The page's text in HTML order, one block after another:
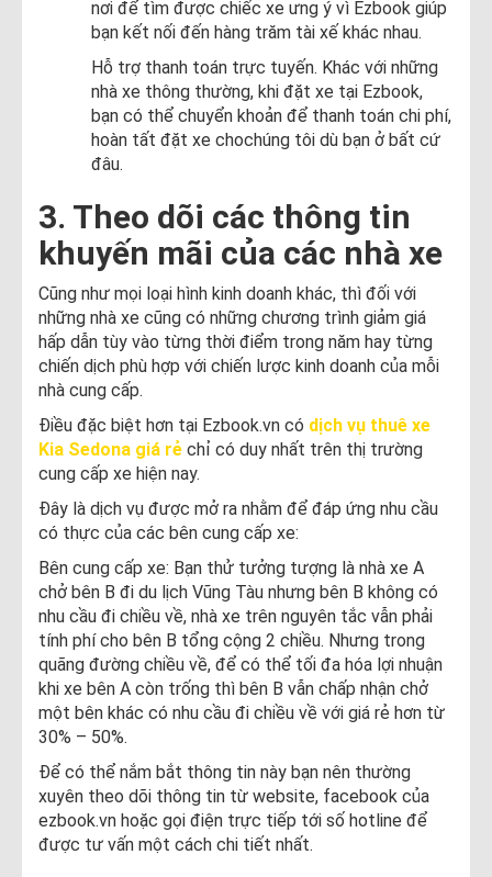
nơi để tìm được chiếc xe ưng ý vì Ezbook giúp
bạn kết nối đến hàng trăm tài xế khác nhau.
Hỗ trợ thanh toán trực tuyến. Khác với những
nhà xe thông thường, khi đặt xe tại Ezbook,
bạn có thể chuyển khoản để thanh toán chi phí,
hoàn tất đặt xe chochúng tôi dù bạn ở bất cứ
đâu.
3. Theo dõi các thông tin
khuyến mãi của các nhà xe
Cũng như mọi loại hình kinh doanh khác, thì đối với
những nhà xe cũng có những chương trình giảm giá
hấp dẫn tùy vào từng thời điểm trong năm hay từng
chiến dịch phù hợp với chiến lược kinh doanh của mỗi
nhà cung cấp.
Điều đặc biệt hơn tại Ezbook.vn có dịch vụ thuê xe
Kia Sedona giá rẻ chỉ có duy nhất trên thị trường
cung cấp xe hiện nay.
Đây là dịch vụ được mở ra nhằm để đáp ứng nhu cầu
có thực của các bên cung cấp xe:
Bên cung cấp xe: Bạn thử tưởng tượng là nhà xe A
chở bên B đi du lịch Vũng Tàu nhưng bên B không có
nhu cầu đi chiều về, nhà xe trên nguyên tắc vẫn phải
tính phí cho bên B tổng cộng 2 chiều. Nhưng trong
quãng đường chiều về, để có thể tối đa hóa lợi nhuận
khi xe bên A còn trống thì bên B vẫn chấp nhận chở
một bên khác có nhu cầu đi chiều về với giá rẻ hơn từ
30% – 50%.
Để có thể nắm bắt thông tin này bạn nên thường
xuyên theo dõi thông tin từ website, facebook của
ezbook.vn hoặc gọi điện trực tiếp tới số hotline để
được tư vấn một cách chi tiết nhất.